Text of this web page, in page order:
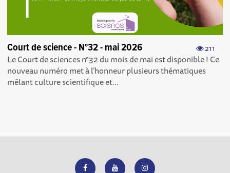
211
Court de science - N°32 - mai 2026
Le Court de sciences n°32 du mois de mai est disponible ! Ce
nouveau numéro met à l’honneur plusieurs thématiques
mêlant culture scientifique et...